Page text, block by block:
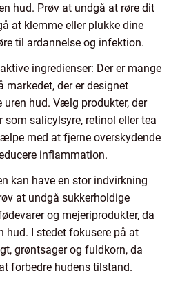
hud. Prøv at undgå at røre dit
at klemme eller plukke dine
til ardannelse og infektion.
ingredienser: Der er mange
markedet, der er designet
hud. Vælg produkter, der
som salicylsyre, retinol eller tea
med at fjerne overskydende
inflammation.
kan have en stor indvirkning
at undgå sukkerholdige
og mejeriprodukter, da
hud. I stedet fokusere på at
grøntsager og fuldkorn, da
forbedre hudens tilstand.